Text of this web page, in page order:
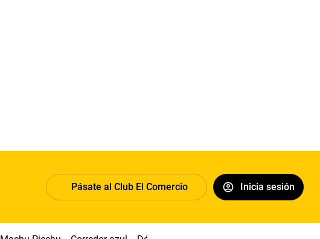
Pásate al Club El Comercio Inicia sesión